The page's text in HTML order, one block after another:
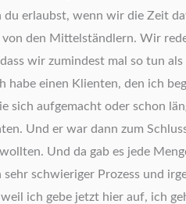
erlaubst, wenn wir die Zeit
den Mittelständlern. Wir
wir zumindest mal so tun
einen Klienten, den ich
aufgemacht oder schon
Und er war dann zum
Und da gab es jede
schwieriger Prozess und
ich gebe jetzt hier auf, ich